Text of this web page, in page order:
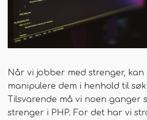
Når vi jobber med strenger, kan
manipulere dem i henhold til
Tilsvarende må vi noen ganger
strenger i PHP. For det har vi